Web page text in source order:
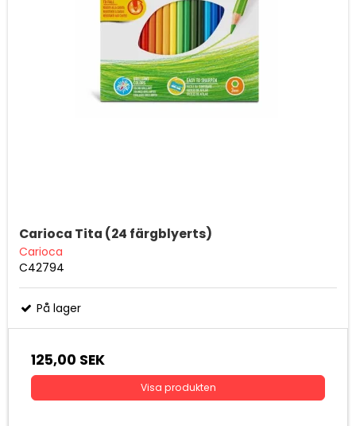
Carioca Tita (24 färgblyerts)
Carioca
C42794
På lager
125,00 SEK
Visa produkten